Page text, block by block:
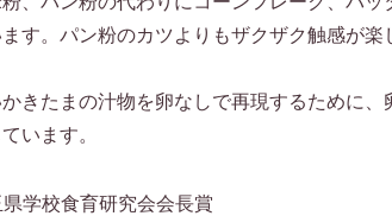
す。パン粉のカツよりもザクザク触感が楽
きたまの汁物を卵なしで再現するために、
います。
学校食育研究会会長賞